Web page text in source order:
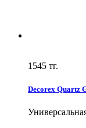
1545 тг.
Decorex Quartz